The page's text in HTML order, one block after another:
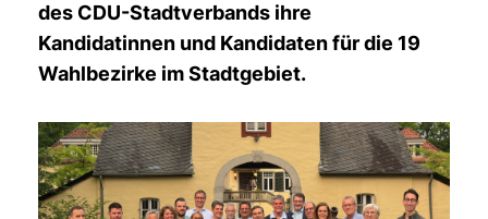
des CDU-Stadtverbands ihre
Kandidatinnen und Kandidaten für die 19
Wahlbezirke im Stadtgebiet.